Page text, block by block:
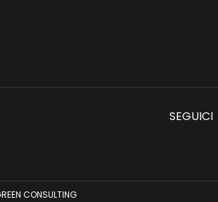
SEGUICI
CONSULTING